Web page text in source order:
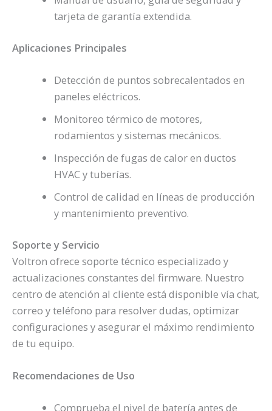
tarjeta de garantía extendida.
Aplicaciones Principales
Detección de puntos sobrecalentados en
paneles eléctricos.
Monitoreo térmico de motores,
rodamientos y sistemas mecánicos.
Inspección de fugas de calor en ductos
HVAC y tuberías.
Control de calidad en líneas de producción
y mantenimiento preventivo.
Soporte y Servicio
Voltron ofrece soporte técnico especializado y
actualizaciones constantes del firmware. Nuestro
centro de atención al cliente está disponible vía chat,
correo y teléfono para resolver dudas, optimizar
configuraciones y asegurar el máximo rendimiento
de tu equipo.
Recomendaciones de Uso
Comprueba el nivel de batería antes de